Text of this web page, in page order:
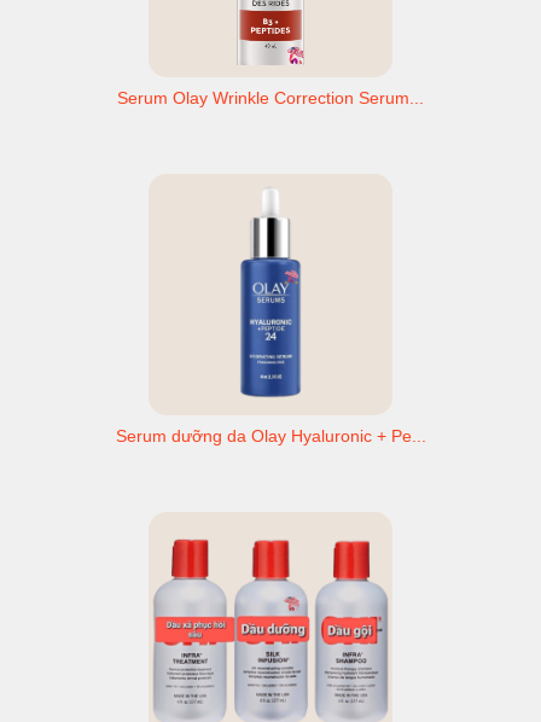
Serum Olay Wrinkle Correction Serum...
Serum dưỡng da Olay Hyaluronic + Pe...